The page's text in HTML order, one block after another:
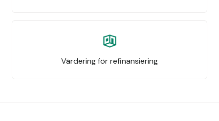
Värdering för refinansiering